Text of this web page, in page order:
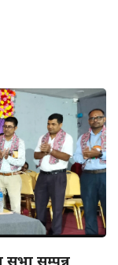
सम्पन्न